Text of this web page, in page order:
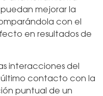
mejorar la
con el
en resultados de
interacciones del
último contacto con la
puntual de un